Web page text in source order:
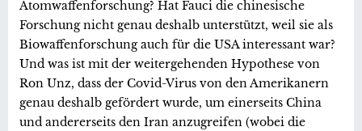
Atomwaffenforschung? Hat Fauci die chinesische
Forschung nicht genau deshalb unterstützt, weil sie als
Biowaffenforschung auch für die USA interessant war?
Und was ist mit der weitergehenden Hypothese von
Ron Unz, dass der Covid-Virus von den Amerikanern
genau deshalb gefördert wurde, um einerseits China
und andererseits den Iran anzugreifen (wobei die